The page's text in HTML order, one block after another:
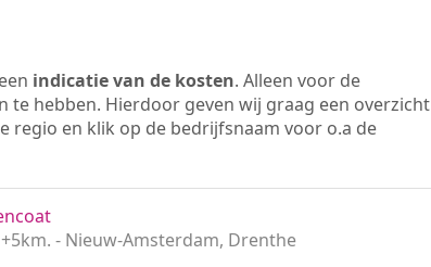
indicatie van de kosten. Alleen voor de
hebben. Hierdoor geven wij graag een overzicht
regio en klik op de bedrijfsnaam voor o.a de
+5km. - Nieuw-Amsterdam, Drenthe